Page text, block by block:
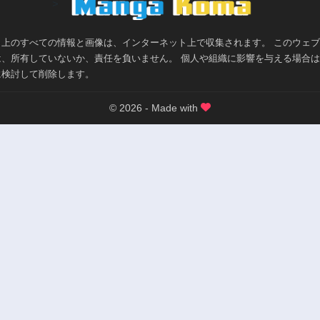
のすべての情報と画像は、インターネット上で収集されます。 このウェ
所有していないか、責任を負いません。 個人や組織に影響を与える場合
討して削除します。
© 2026 - Made with